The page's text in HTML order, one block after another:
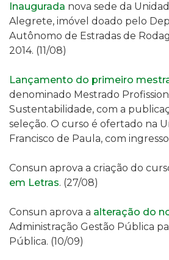
Inaugurada nova sede da
Alegrete, imóvel doado pelo
Autônomo de Estradas de
2014. (11/08)
Lançamento do primeiro
denominado Mestrado
Sustentabilidade, com a
seleção. O curso é ofertado na
Francisco de Paula, com ingresso
Consun aprova a criação do
em Letras. (27/08)
Consun aprova a alteração do
Administração Gestão Pública
Pública. (10/09)